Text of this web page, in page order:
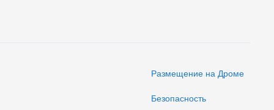
Размещение на Дроме
Безопасность